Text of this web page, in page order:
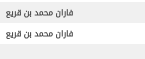
فاران محمد بن قريع
فاران محمد بن قريع